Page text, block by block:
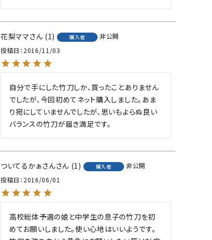
花梨ママ 1 購入者
非公開
投稿日 2016/11/03
自分で手にした竹刀しか、買ったことありません
でしたが、今回初めてネット購入しました。あま
り宛にしていませんでしたが、思いもよらぬ良い
バランスの竹刀が届き満足です。
ついてるかぁさん 1 購入者
非公開
投稿日 2016/06/01
高校総体予選の娘と中学生の息子の竹刀を初
めてお願いしました。使い心地はいいようです。